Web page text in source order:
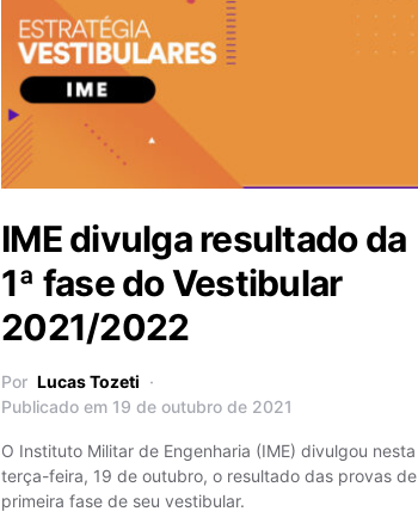
IME divulga resultado da
1ª fase do Vestibular
2021/2022
Por Lucas Tozeti
Publicado em 19 de outubro de 2021
O Instituto Militar de Engenharia (IME) divulgou nesta
terça-feira, 19 de outubro, o resultado das provas de
primeira fase de seu vestibular.